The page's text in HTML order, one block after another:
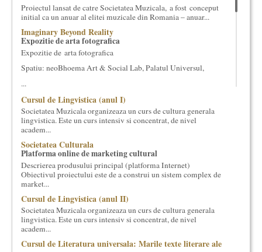
evenimente culturale, private sau publice, tinem cursuri de
cultura generala muzicala, teatrala, filosofica si de alte feluri.
Cuvinte in plus despre proiect, despre cei care il administreaza si
cei care il finantateaza sunt in rubricile de mai jos.
Proiectul lansat de catre Societatea Muzicala, a fost conceput
initial ca un anuar al elitei muzicale din Romania – anuar...
Imaginary Beyond Reality
Expozitie de arta fotografica
Expozitie de arta fotografica
Spatiu: neoBhoema Art & Social Lab, Palatul Universul,
...
Cursul de Lingvistica (anul I)
Societatea Muzicala organizeaza un curs de cultura generala
lingvistica. Este un curs intensiv si concentrat, de nivel
academ...
Societatea Culturala
Platforma online de marketing cultural
Descrierea produsului principal (platforma Internet)
Obiectivul proiectului este de a construi un sistem complex de
market...
Cursul de Lingvistica (anul II)
Societatea Muzicala organizeaza un curs de cultura generala
lingvistica. Este un curs intensiv si concentrat, de nivel
academ...
Cursul de Literatura universala: Marile texte literare ale